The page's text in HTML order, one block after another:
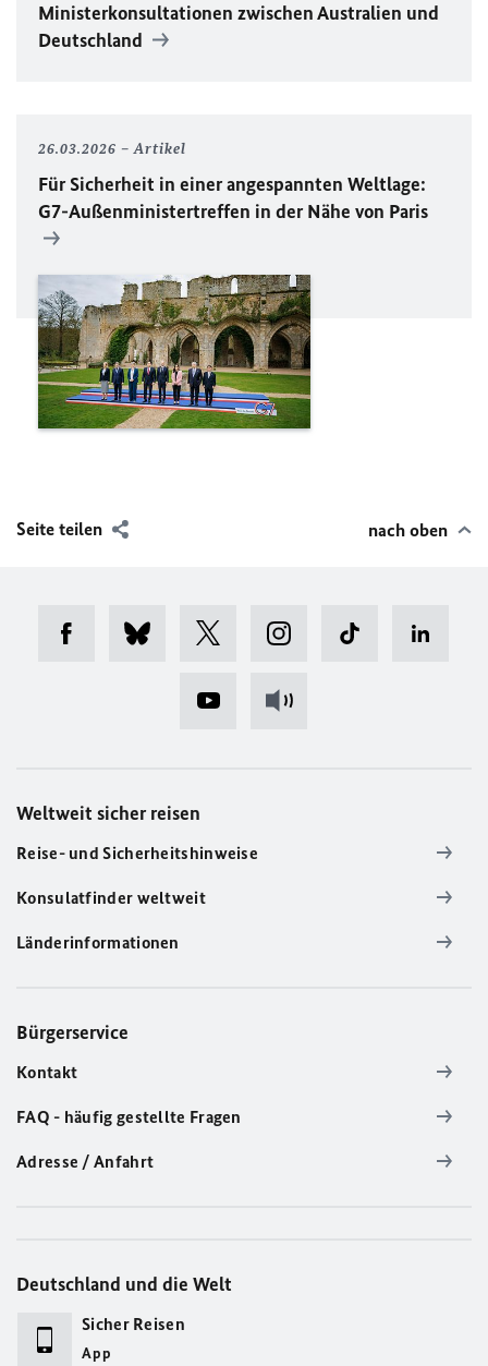
Ministerkonsultationen zwischen Australien und
Deutschland
26.03.2026 Artikel
Für Sicherheit in einer angespannten Weltlage:
G7-Außenministertreffen in der Nähe von Paris
Seite teilen nach oben
Weltweit sicher reisen
Reise- und Sicherheitshinweise
Konsulatfinder weltweit
Länderinformationen
Bürgerservice
Kontakt
FAQ - häufig gestellte Fragen
Adresse / Anfahrt
Deutschland und die Welt
Sicher Reisen
App